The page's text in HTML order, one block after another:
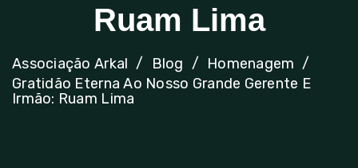
Ruam Lima
Associação Arkal Blog
Homenagem
Gratidão Eterna Ao Nosso Grande Gerente E
Irmão: Ruam Lima